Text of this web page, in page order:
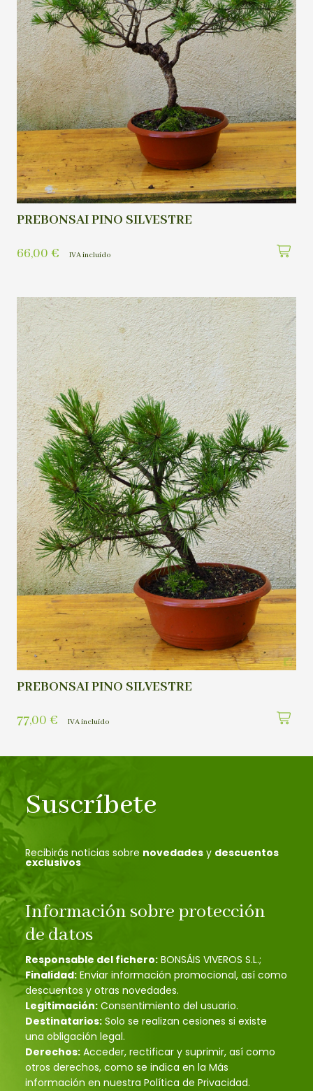
PREBONSAI PINO SILVESTRE
66,00 € IVA incluído
PREBONSAI PINO SILVESTRE
77,00 € IVA incluído
Suscríbete
Recibirás noticias sobre novedades y descuentos
exclusivos
Información sobre protección
de datos
Responsable del fichero: BONSÁIS VIVEROS S.L.;
Finalidad: Enviar información promocional, así como
descuentos y otras novedades.
Legitimación: Consentimiento del usuario.
Destinatarios: Solo se realizan cesiones si existe
una obligación legal.
Derechos: Acceder, rectificar y suprimir, así como
otros derechos, como se indica en la Más
información en nuestra Política de Privacidad.